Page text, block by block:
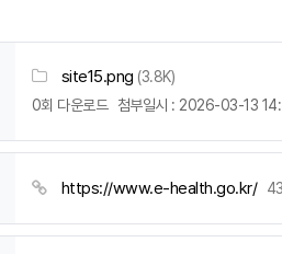
site15.png (3.8K)
0회 다운로드
첨부일시 : 2026-03-13
https://www.e-health.go.kr/